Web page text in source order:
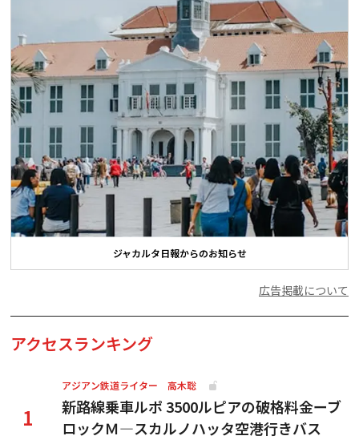
ジャカルタ日報からのお知らせ
広告掲載について
アクセスランキング
アジアン鉄道ライター 高木聡
新路線乗車ルポ 3500ルピアの破格料金ーブ
ロックＭ―スカルノハッタ空港行きバス